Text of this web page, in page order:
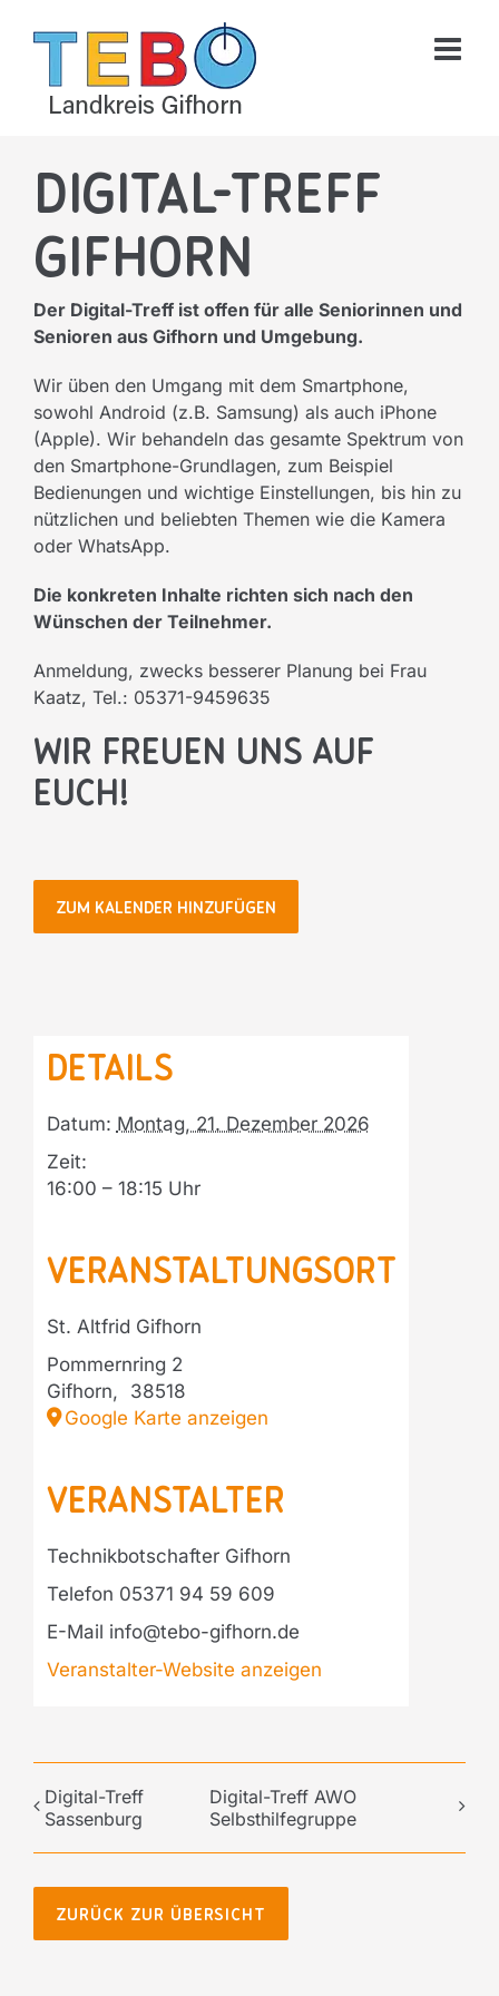
Digital-Treff
Gifhorn
Der Digital-Treff ist offen für alle Seniorinnen und
Senioren aus Gifhorn und Umgebung.
Wir üben den Umgang mit dem Smartphone,
sowohl Android (z.B. Samsung) als auch iPhone
(Apple). Wir behandeln das gesamte Spektrum von
den Smartphone-Grundlagen, zum Beispiel
Bedienungen und wichtige Einstellungen, bis hin zu
nützlichen und beliebten Themen wie die Kamera
oder WhatsApp.
Die konkreten Inhalte richten sich nach den
Wünschen der Teilnehmer.
Anmeldung, zwecks besserer Planung bei Frau
Kaatz, Tel.: 05371-9459635
Wir freuen uns auf
Euch!
ZUM KALENDER HINZUFÜGEN
Details
Datum: Montag, 21. Dezember 2026
Zeit:
16:00 – 18:15
Veranstaltungsort
St. Altfrid Gifhorn
Pommernring 2
Gifhorn,
38518
Google Karte anzeigen
Veranstalter
Technikbotschafter Gifhorn
Telefon 05371 94 59 609
E-Mail info@tebo-gifhorn.de
Veranstalter-Website anzeigen
Digital-Treff
Sassenburg
Digital-Treff AWO
Selbsthilfegruppe
ZURÜCK ZUR ÜBERSICHT